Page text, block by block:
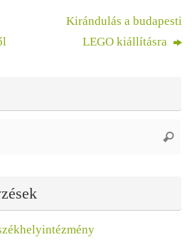
Kirándulás a budapesti
LEGO kiállításra